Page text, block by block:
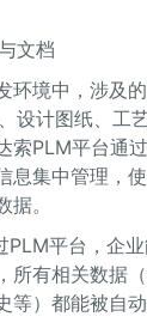
文档
环境中，涉及
设计图纸、工
索PLM平台通
息集中管理，
。
PLM平台，企
所有相关数据
等）都能被自